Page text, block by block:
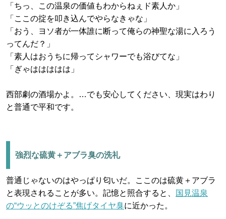
「ちっ、この温泉の価値もわからねぇド素人か」
「ここの掟を叩き込んでやらなきゃな」
「おう、ヨソ者が一体誰に断って俺らの神聖な湯に入ろう
ってんだ？」
「素人はおうちに帰ってシャワーでも浴びてな」
「ぎゃははははは」
西部劇の酒場かよ。…でも安心してください、現実はわり
と普通で平和です。
強烈な硫黄＋アブラ臭の洗礼
普通じゃないのはやっぱり匂いだ。ここのは硫黄＋アブラ
と表現されることが多い。記憶と照合すると、
国見温泉
の“ウッとのけぞる”焦げタイヤ臭に近かった。